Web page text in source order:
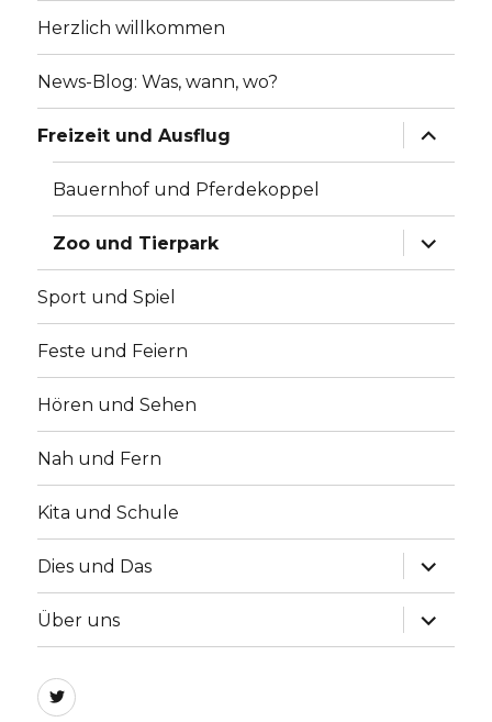
Herzlich willkommen
News-Blog: Was, wann, wo?
Freizeit und Ausflug
Bauernhof und Pferdekoppel
Zoo und Tierpark
Sport und Spiel
Feste und Feiern
Hören und Sehen
Nah und Fern
Kita und Schule
Dies und Das
Über uns
twitter